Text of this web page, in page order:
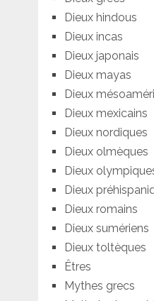
Dieux hindous
Dieux incas
Dieux japonais
Dieux mayas
Dieux
Dieux mexicains
Dieux nordiques
Dieux olmèques
Dieux
Dieux
Dieux romains
Dieux sumériens
Dieux toltèques
Êtres
Mythes grecs